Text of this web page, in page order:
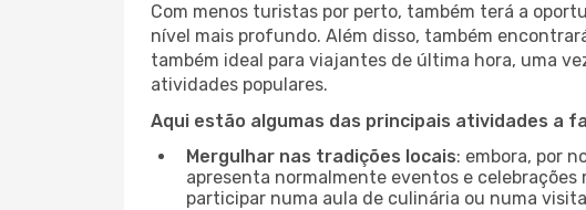
Com menos turistas por perto, também terá a
nível mais profundo. Além disso, também
também ideal para viajantes de última hora, uma
atividades populares.
Aqui estão algumas das principais atividades a
Mergulhar nas tradições locais: embora, por
apresenta normalmente eventos e
participar numa aula de culinária ou numa